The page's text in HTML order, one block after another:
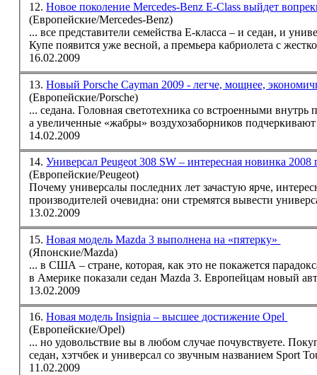
12.Новое поколение Mercedes-Benz E-Class выйдет
(Европейские/Mercedes-Benz)
... все представители семейства Е-класса – иседан, и
Купе появится уже весной, а премьера кабриолета с
16.02.2009
13.Новый Porsche Cayman 2009 - легче, мощнее,
(Европейские/Porsche)
...седана. Головная светотехника со встроенными внутрь поворотниками внешне сближает Porsche Cayman с Porsche Carrera GT,
а увеличенные «жабры» воздухозаборников
14.02.2009
14.Универсал Peugeot 308 SW – интересная новинка 2008
(Европейские/Peugeot)
Почему универсалы последних лет зачастую ярче,
производителей очевидна: они стремятся вывести
13.02.2009
15.Новая модель Mazda 3 выполнена на «пятерку»
(Японские/Mazda)
... в США – стране, которая, как это не покажется
в Америке показалиседан Mazda 3. Европейцам новый
13.02.2009
16.Новая модель Insignia – высшее достижение Opel
(Европейские/Opel)
... но
седан, хэтчбек и универсал со звучным названием Sport
11.02.2009